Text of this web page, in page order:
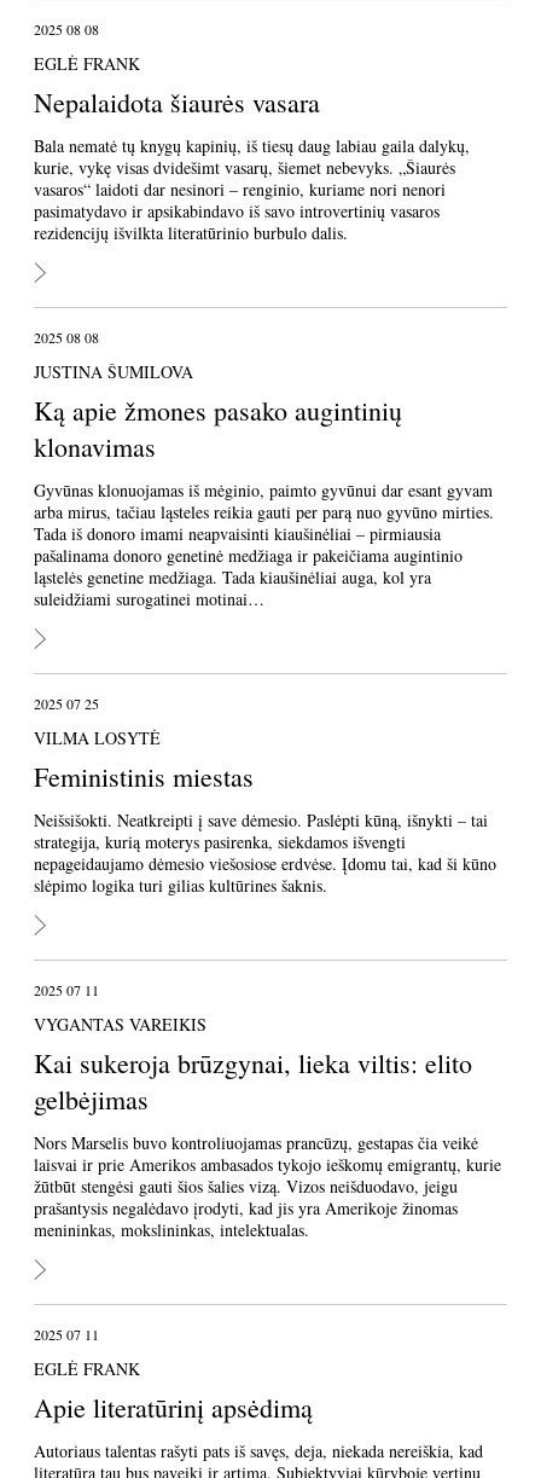
2025 08 08
EGLĖ FRANK
Nepalaidota šiaurės vasara
Bala nematė tų knygų kapinių, iš tiesų daug labiau gaila dalykų,
kurie, vykę visas dvidešimt vasarų, šiemet nebevyks. „Šiaurės
vasaros“ laidoti dar nesinori – renginio, kuriame nori nenori
pasimatydavo ir apsikabindavo iš savo introvertinių vasaros
rezidencijų išvilkta literatūrinio burbulo dalis.
2025 08 08
JUSTINA ŠUMILOVA
Ką apie žmones pasako augintinių
klonavimas
Gyvūnas klonuojamas iš mėginio, paimto gyvūnui dar esant gyvam
arba mirus, tačiau ląsteles reikia gauti per parą nuo gyvūno mirties.
Tada iš donoro imami neapvaisinti kiaušinėliai – pirmiausia
pašalinama donoro genetinė medžiaga ir pakeičiama augintinio
ląstelės genetine medžiaga. Tada kiaušinėliai auga, kol yra
suleidžiami surogatinei motinai…
2025 07 25
VILMA LOSYTĖ
Feministinis miestas
Neišsišokti. Neatkreipti į save dėmesio. Paslėpti kūną, išnykti – tai
strategija, kurią moterys pasirenka, siekdamos išvengti
nepageidaujamo dėmesio viešosiose erdvėse. Įdomu tai, kad ši kūno
slėpimo logika turi gilias kultūrines šaknis.
2025 07 11
VYGANTAS VAREIKIS
Kai sukeroja brūzgynai, lieka viltis: elito
gelbėjimas
Nors Marselis buvo kontroliuojamas prancūzų, gestapas čia veikė
laisvai ir prie Amerikos ambasados tykojo ieškomų emigrantų, kurie
žūtbūt stengėsi gauti šios šalies vizą. Vizos neišduodavo, jeigu
prašantysis negalėdavo įrodyti, kad jis yra Amerikoje žinomas
menininkas, mokslininkas, intelektualas.
2025 07 11
EGLĖ FRANK
Apie literatūrinį apsėdimą
Autoriaus talentas rašyti pats iš savęs, deja, niekada nereiškia, kad
literatūra tau bus paveiki ir artima. Subjektyviai kūryboje vertinu